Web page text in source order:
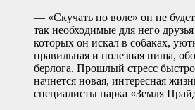
— «Скучать по воле» он не
так необходимые для него
которых он искал в собаках,
правильная и полезная пища,
берлога. Прошлый стресс быстро
начнется новая, интересная
специалисты парка «Земля